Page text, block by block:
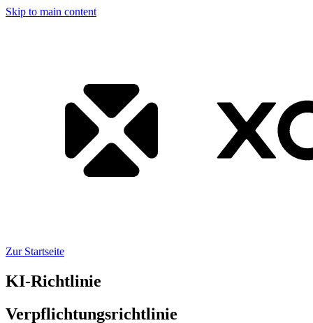
Skip to main content
Zur Startseite
KI-Richtlinie
Verpflichtungsrichtlinie